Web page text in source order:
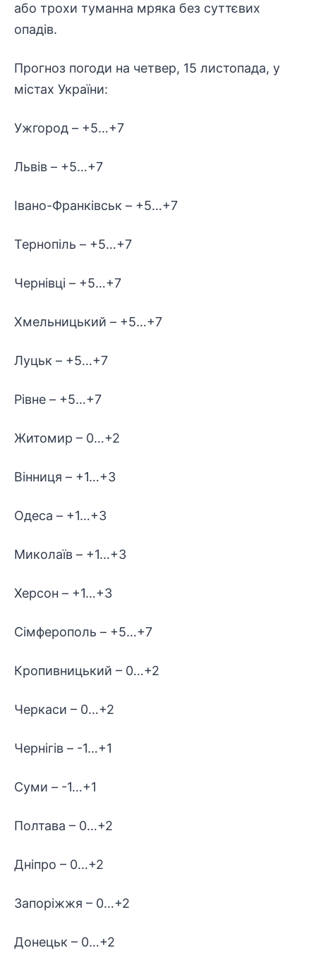
або трохи туманна мряка без суттєвих
опадів.
Прогноз погоди на четвер, 15 листопада, у
містах України:
Ужгород – +5…+7
Львів – +5…+7
Івано-Франківськ – +5…+7
Тернопіль – +5…+7
Чернівці – +5…+7
Хмельницький – +5…+7
Луцьк – +5…+7
Рівне – +5…+7
Житомир – 0…+2
Вінниця – +1…+3
Одеса – +1…+3
Миколаїв – +1…+3
Херсон – +1…+3
Сімферополь – +5…+7
Кропивницький – 0…+2
Черкаси – 0…+2
Чернігів – -1…+1
Суми – -1…+1
Полтава – 0…+2
Дніпро – 0…+2
Запоріжжя – 0…+2
Донецьк – 0…+2